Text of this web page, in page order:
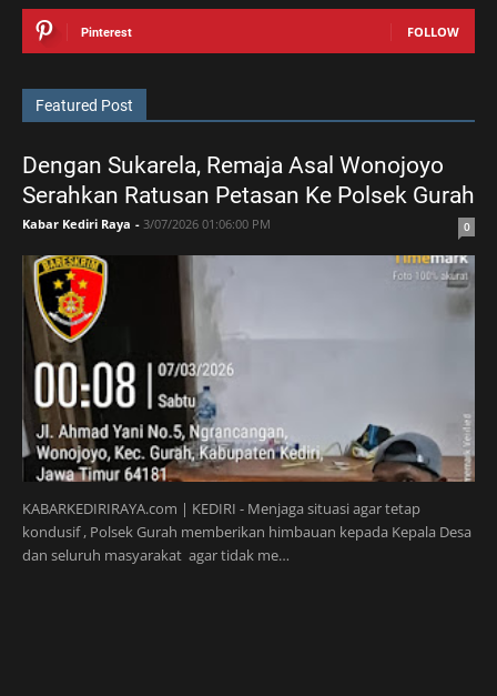
Pinterest FOLLOW
Featured Post
Dengan Sukarela, Remaja Asal Wonojoyo
Serahkan Ratusan Petasan Ke Polsek Gurah
Kabar Kediri Raya - 3/07/2026 01:06:00 PM 0
KABARKEDIRIRAYA.com | KEDIRI - Menjaga situasi agar tetap
kondusif , Polsek Gurah memberikan himbauan kepada Kepala Desa
dan seluruh masyarakat agar tidak me…